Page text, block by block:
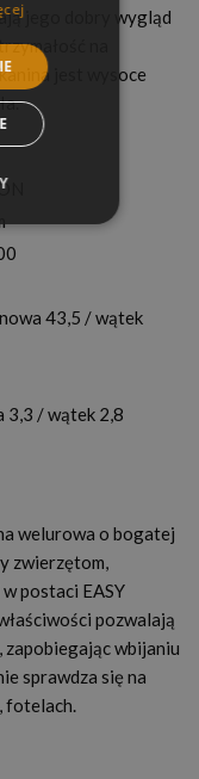
jego dobry wygląd
na
jest wysoce
43,5 / wątek
3,3 / wątek 2,8
welurowa o bogatej
zwierzętom,
postaci EASY
pozwalają
zapobiegając wbijaniu
sprawdza się na
fotelach.